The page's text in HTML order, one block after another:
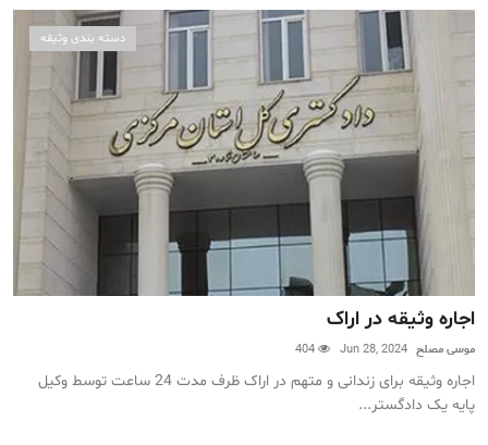
دسته بندی وثیقه
اجاره وثیقه در اراک
موسی مصلح Jun 28, 2024
اجاره وثیقه برای زندانی و متهم در اراک ظرف مدت 24 ساعت توسط وکیل
پایه یک دادگستر...